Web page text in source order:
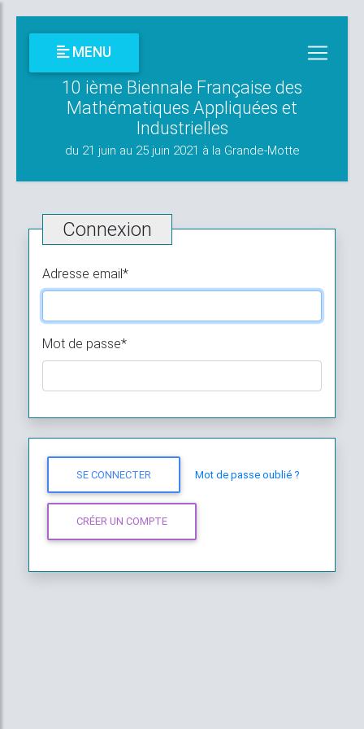
MENU
10 ième Biennale Française des
Mathématiques Appliquées et
Industrielles
du 21 juin au 25 juin 2021 à la Grande-Motte
Connexion
Adresse email*
Mot de passe*
SE CONNECTER Mot de passe oublié ?
CRÉER UN COMPTE